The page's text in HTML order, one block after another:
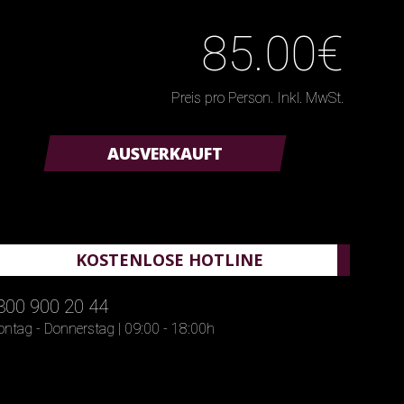
85.00€
Preis pro Person. Inkl. MwSt.
AUSVERKAUFT
KOSTENLOSE HOTLINE
900 20 44
- Donnerstag | 09:00 - 18:00h